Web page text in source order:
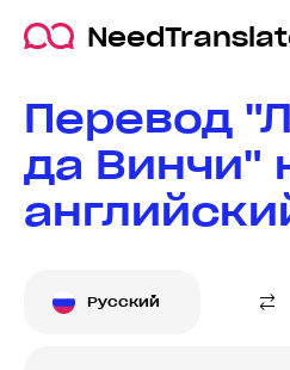
Перевод
да Винчи"
Русский